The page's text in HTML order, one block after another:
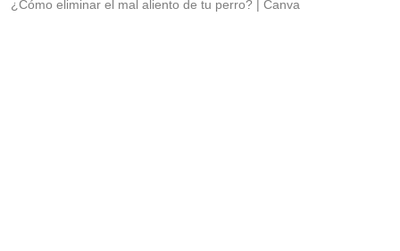
¿Cómo eliminar el mal aliento de tu perro? Canva